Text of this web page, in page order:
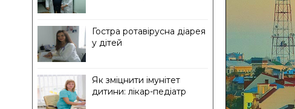
Гостра ротавірусна діарея
у дітей
Як зміцнити імунітет
дитини: лікар-педіатр